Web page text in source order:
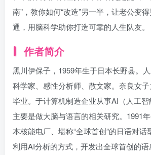
南”，教你如何“改造”另一半，让老公变
通，用脑科学助你打造可靠的人生队友。
作者简介
黑川伊保子，1959年生于日本长野县。
科学家、感性分析师、散文家。奈良女
毕业。于计算机制造企业从事AI（人工智
主要是做大脑与语言的相关研究。1991
本核能电厂、堪称“全球首创”的日语对
利用AI分析的方式，开发出全球首创的